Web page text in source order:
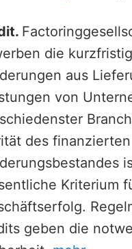
die
aus
von
des finanzierten
Kriterium
geben die